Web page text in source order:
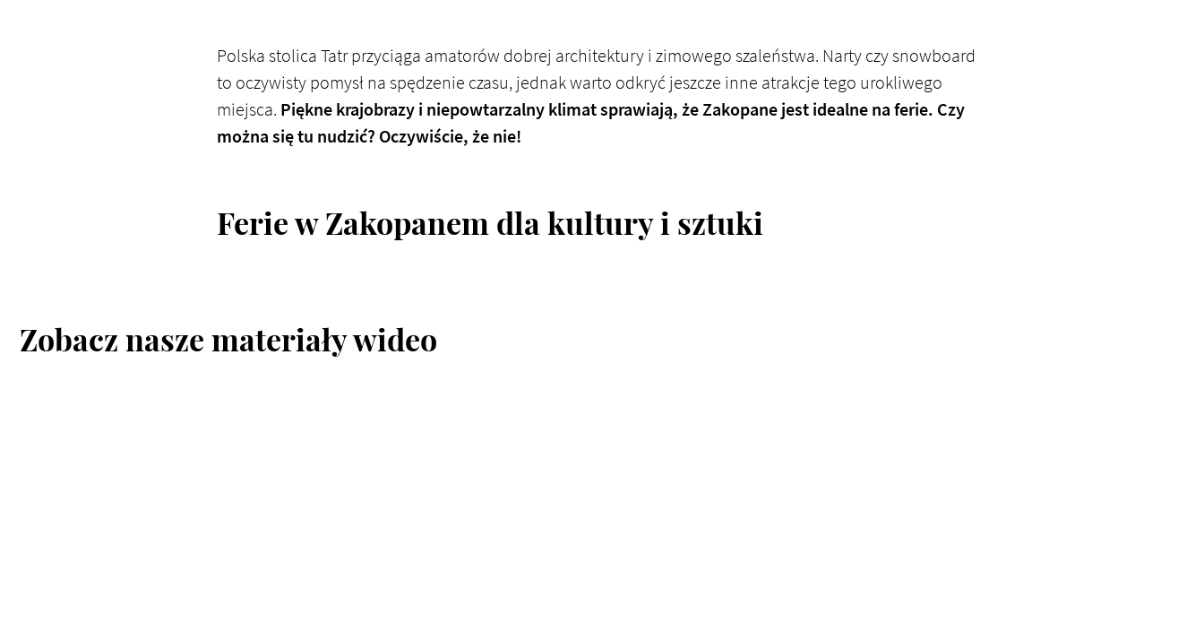
Polska stolica Tatr przyciąga amatorów dobrej architektury i zimowego szaleństwa. Narty czy snowboard
to oczywisty pomysł na spędzenie czasu, jednak warto odkryć jeszcze inne atrakcje tego urokliwego
miejsca. Piękne krajobrazy i niepowtarzalny klimat sprawiają, że Zakopane jest idealne na ferie. Czy
można się tu nudzić? Oczywiście, że nie!
Ferie w Zakopanem dla kultury i sztuki
Zobacz nasze materiały wideo